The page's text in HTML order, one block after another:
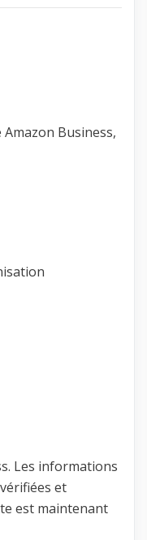
Business,
Les informations
et
est maintenant